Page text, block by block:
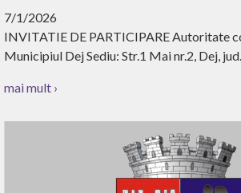
7/1/2026
INVITATIE DE PARTICIPARE Autoritate
Municipiul Dej Sediu: Str.1 Mai nr.2, Dej,
mai mult ›